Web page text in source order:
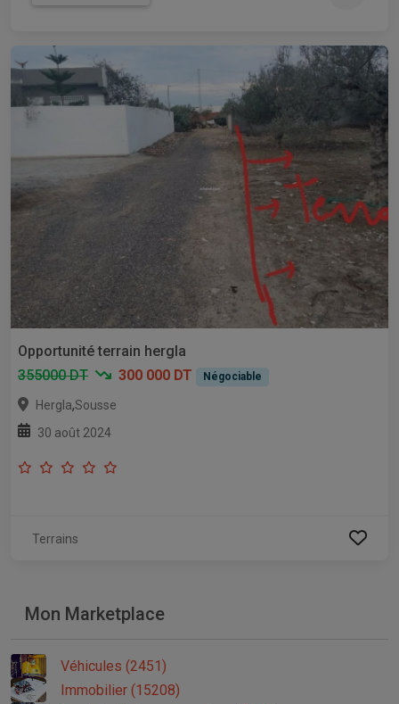
Opportunité terrain hergla
355000 DT
300 000 DT Négociable
Hergla,Sousse
30 août 2024
Terrains
Mon Marketplace
Véhicules (2451)
Immobilier (15208)